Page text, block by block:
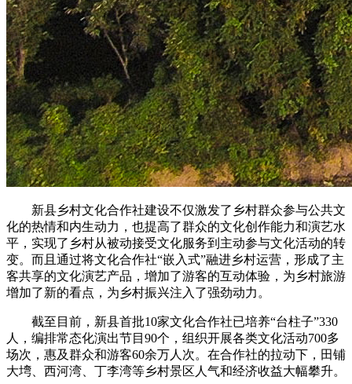
新县乡村文化合作社建设不仅激发了乡村群众参与公共文
化的热情和内生动力，也提高了群众的文化创作能力和演艺水
平，实现了乡村从被动接受文化服务到主动参与文化活动的转
变。而且通过将文化合作社“嵌入式”融进乡村运营，形成了主
客共享的文化演艺产品，增加了游客的互动体验，为乡村旅游
增加了新的看点，为乡村振兴注入了强劲动力。
截至目前，新县首批10家文化合作社已培养“台柱子”330
人，编排常态化演出节目90个，组织开展各类文化活动700多
场次，惠及群众和游客60余万人次。在合作社的拉动下，田铺
大塆、西河湾、丁李湾等乡村景区人气和经济收益大幅攀升。